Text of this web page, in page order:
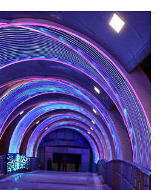
når det gjelder design. I
utseende til å heve den totale
og underholdsrom.